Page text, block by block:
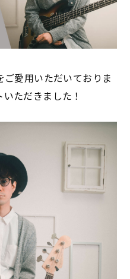
ご愛用いただいておりま
ただきました！